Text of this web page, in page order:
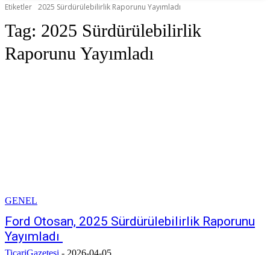
Etiketler 2025 Sürdürülebilirlik Raporunu Yayımladı
Tag: 2025 Sürdürülebilirlik
Raporunu Yayımladı
GENEL
Ford Otosan, 2025 Sürdürülebilirlik Raporunu
Yayımladı
TicariGazetesi - 2026-04-05